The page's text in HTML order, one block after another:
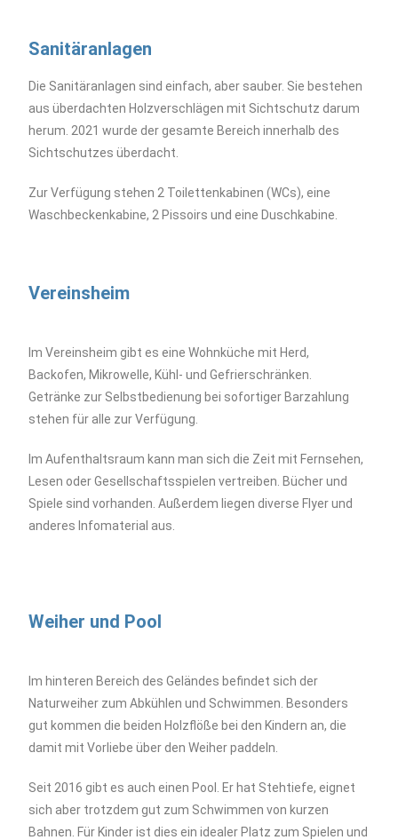
Sanitäranlagen
Die Sanitäranlagen sind einfach, aber sauber. Sie bestehen
aus überdachten Holzverschlägen mit Sichtschutz darum
herum. 2021 wurde der gesamte Bereich innerhalb des
Sichtschutzes überdacht.
Zur Verfügung stehen 2 Toilettenkabinen (WCs), eine
Waschbeckenkabine, 2 Pissoirs und eine Duschkabine.
Vereinsheim
Im Vereinsheim gibt es eine Wohnküche mit Herd,
Backofen, Mikrowelle, Kühl- und Gefrierschränken.
Getränke zur Selbstbedienung bei sofortiger Barzahlung
stehen für alle zur Verfügung.
Im Aufenthaltsraum kann man sich die Zeit mit Fernsehen,
Lesen oder Gesellschaftsspielen vertreiben. Bücher und
Spiele sind vorhanden. Außerdem liegen diverse Flyer und
anderes Infomaterial aus.
Weiher und Pool
Im hinteren Bereich des Geländes befindet sich der
Naturweiher zum Abkühlen und Schwimmen. Besonders
gut kommen die beiden Holzflöße bei den Kindern an, die
damit mit Vorliebe über den Weiher paddeln.
Seit 2016 gibt es auch einen Pool. Er hat Stehtiefe, eignet
sich aber trotzdem gut zum Schwimmen von kurzen
Bahnen. Für Kinder ist dies ein idealer Platz zum Spielen und